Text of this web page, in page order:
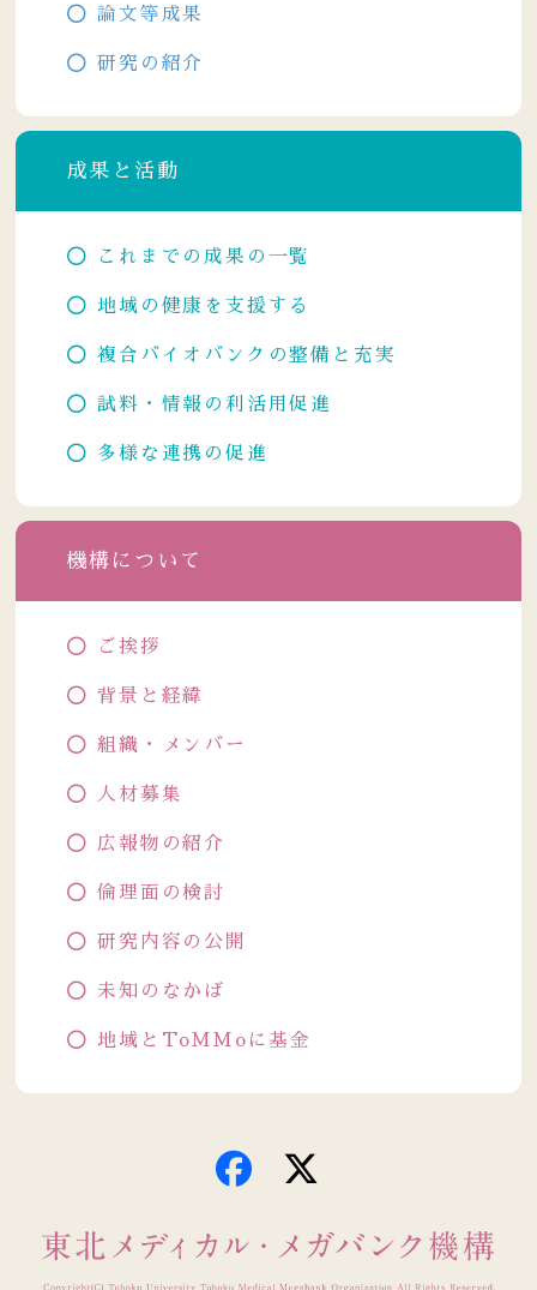
論文等成果
研究の紹介
成果と活動
これまでの成果の一覧
地域の健康を支援する
複合バイオバンクの整備と充実
試料・情報の利活用促進
多様な連携の促進
機構について
ご挨拶
背景と経緯
組織・メンバー
人材募集
広報物の紹介
倫理面の検討
研究内容の公開
未知のなかば
地域とToMMoに基金